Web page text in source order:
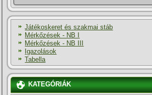
Játékoskeret és szakmai stáb
Mérkőzések - NB I
Mérkőzések - NB III
Igazolások
Tabella
KATEGÓRIÁK